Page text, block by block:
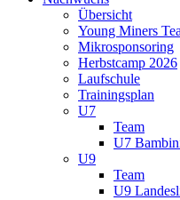
Übersicht
Young Miners
Mikrosponsoring
Herbstcamp 2026
Laufschule
Trainingsplan
U7
Team
U7
U9
Team
U9